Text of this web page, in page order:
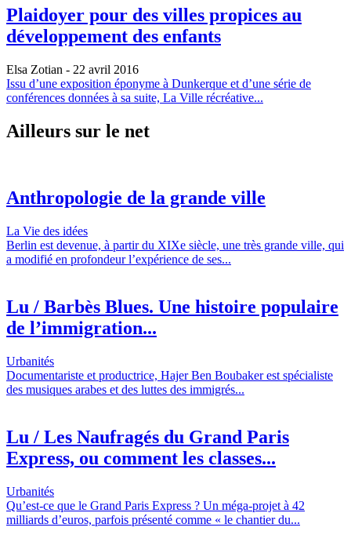
Plaidoyer pour des villes propices au
développement des enfants
Elsa Zotian - 22 avril 2016
Issu d’une exposition éponyme à Dunkerque et d’une série de
conférences données à sa suite, La Ville récréative...
Ailleurs sur le net
Anthropologie de la grande ville
La Vie des idées
Berlin est devenue, à partir du XIXe siècle, une très grande ville, qui
a modifié en profondeur l’expérience de ses...
Lu / Barbès Blues. Une histoire populaire
de l’immigration...
Urbanités
Documentariste et productrice, Hajer Ben Boubaker est spécialiste
des musiques arabes et des luttes des immigrés...
Lu / Les Naufragés du Grand Paris
Express, ou comment les classes...
Urbanités
Qu’est-ce que le Grand Paris Express ? Un méga-projet à 42
milliards d’euros, parfois présenté comme « le chantier du...